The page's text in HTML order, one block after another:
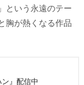
という永遠のテー
胸が熱くなる作品
』配信中